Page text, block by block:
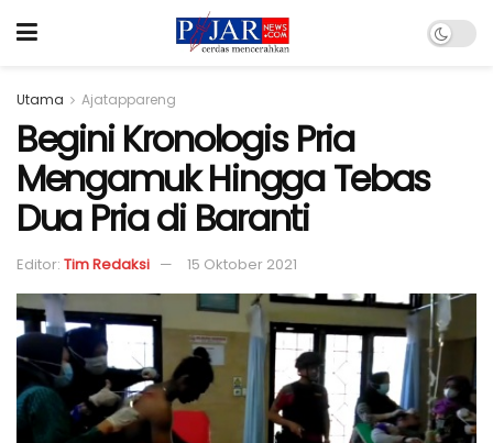
Utama Ajatappareng
Begini Kronologis Pria
Mengamuk Hingga Tebas
Dua Pria di Baranti
Editor: Tim Redaksi 15 Oktober 2021